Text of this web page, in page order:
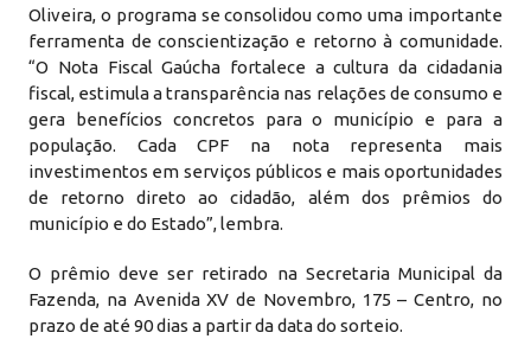
Oliveira, o programa se consolidou como uma importante
ferramenta de conscientização e retorno à comunidade.
“O Nota Fiscal Gaúcha fortalece a cultura da cidadania
fiscal, estimula a transparência nas relações de consumo e
gera benefícios concretos para o município e para a
população. Cada CPF na nota representa mais
investimentos em serviços públicos e mais oportunidades
de retorno direto ao cidadão, além dos prêmios do
município e do Estado”, lembra.
O prêmio deve ser retirado na Secretaria Municipal da
Fazenda, na Avenida XV de Novembro, 175 – Centro, no
prazo de até 90 dias a partir da data do sorteio.